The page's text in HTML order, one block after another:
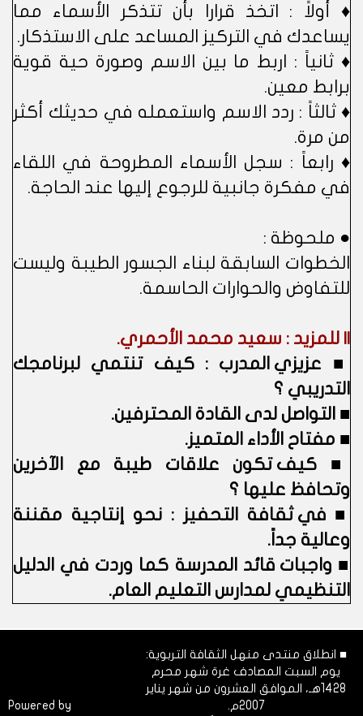
♦ أولاً : اتخذ قرارا بأن تتذكر الأسماء مما
يساعدك في التركيز المساعد على الاستذكار.
♦ ثانياً : اربط ما بين الاسم وصورة حية قوية
برابط معين.
♦ ثالثاً : ردد الاسم واستعمله في حديثك أكثر
من مرة.
♦ رابعاً : سجل الأسماء المطروحة في اللقاء
في مفكرة جانبية للرجوع إليها عند الحاجة.
● ملحوظة :
الخطوات السابقة لبناء الجسور الطيبة وليست
للتفاوض والحوارات الحاسمة.
|| للمزيد : سعيد محمد الأحمري.
■ عزيزي المدرب : كيف تنتمي لبرنامجك
التدريبي ؟
■ التواصل لدى القادة المحترفين.
■ مفتاح الأداء المتميز.
■ كيف تكون علاقات طيبة مع الآخرين
وتحافظ عليها ؟
■ في ثقافة التحفيز : نحو إنتاجية مقننة
وعالية جداً.
■ واجبات قائد المدرسة كما وردت في الدليل
التنظيمي لمدارس التعليم العام.
■ انطلاق منتدى منهل الثقافة التربوية:
يوم السبت المصادف غرة شهر محرم
1428هـ، الموافق العشرون من شهر يناير
2007م.
Powered by